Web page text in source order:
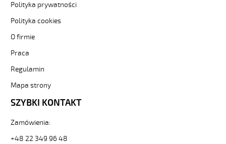
bezh-
3-
81883
Sterownicze
elastyczne.
JZ-
500
HMH
Kabel
300/500V
żyły
Polityka prywatności
Polityka cookies
O firmie
Praca
Regulamin
Mapa strony
SZYBKI KONTAKT
Zamówienia:
+48 22 349 96 48